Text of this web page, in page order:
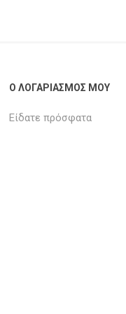
Ο ΛΟΓΑΡΙΑΣΜΌΣ ΜΟΥ
Είδατε πρόσφατα